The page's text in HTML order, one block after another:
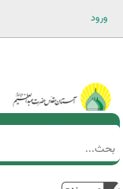
ورود
Main men-AR
استمارة
‏